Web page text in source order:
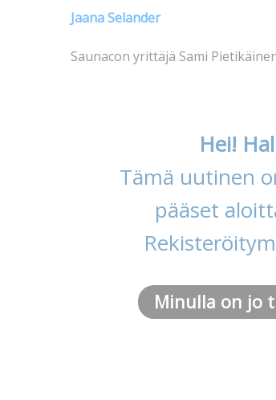
Jaana Selander
Saunacon yrittäjä Sami
Hei!
Tämä uutinen
pääset
Minulla on jo